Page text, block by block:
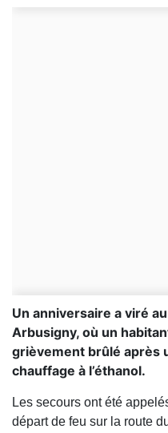
Un anniversaire a viré
Arbusigny, où un
grièvement brûlé après
chauffage à l’éthanol.
Les secours ont été
départ de feu sur la route